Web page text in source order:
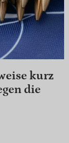
kurz
die